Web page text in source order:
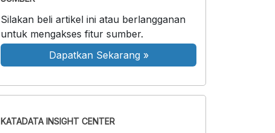
Silakan beli artikel ini atau berlangganan
untuk mengakses fitur sumber.
Dapatkan Sekarang »
KATADATA INSIGHT CENTER